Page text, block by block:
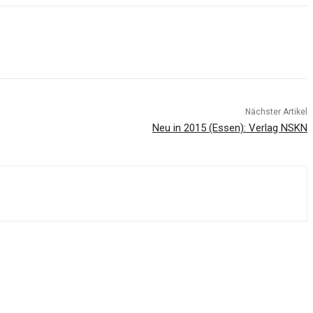
Nächster Artikel
Neu in 2015 (Essen): Verlag NSKN